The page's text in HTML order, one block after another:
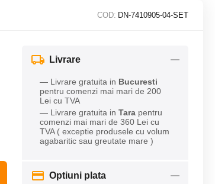
COD: DN-7410905-04-SET
Livrare
— Livrare gratuita in Bucuresti
pentru comenzi mai mari de 200
Lei cu TVA
— Livrare gratuita in Tara pentru
comenzi mai mari de 360 Lei cu
TVA ( exceptie produsele cu volum
agabaritic sau greutate mare )
Optiuni plata